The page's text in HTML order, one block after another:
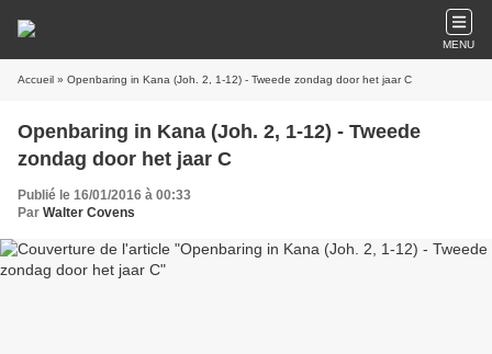
MENU
Accueil » Openbaring in Kana (Joh. 2, 1-12) - Tweede zondag door het jaar C
Openbaring in Kana (Joh. 2, 1-12) - Tweede
zondag door het jaar C
Publié le 16/01/2016 à 00:33
Par Walter Covens